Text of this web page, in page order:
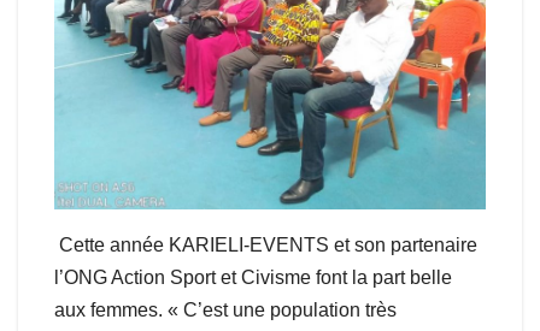
Cette année KARIELI-EVENTS et son partenaire
l’ONG Action Sport et Civisme font la part belle
aux femmes. « C’est une population très